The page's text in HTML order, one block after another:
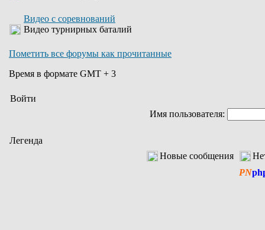
Видео с соревнований
Видео турнирных баталий
Пометить все форумы как прочитанные
Время в формате GMT + 3
Войти
Имя пользователя:
Легенда
Новые сообщения
PN